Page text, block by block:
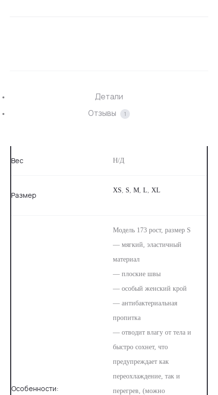
Детали
Отзывы
1
Вес Н/Д
Размер
XS, S, M, L, XL
Особенности:
Модель 173 рост, размер S
— мягкий, эластичный
материал
— плоские швы
— особый женский крой
— антибактериальная
пропитка
— отводит влагу от тела и
быстро сохнет, что
предупреждает как
переохлаждение, так и
перегрев, (можно